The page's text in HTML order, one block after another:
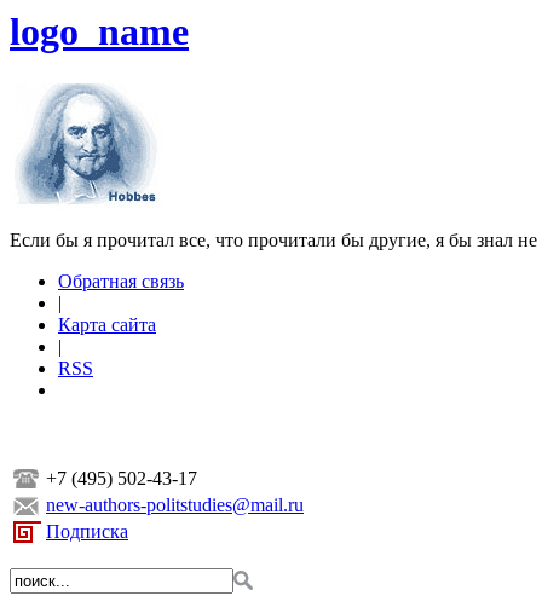
logo_name
Если бы я прочитал все, что прочитали бы другие, я бы знал
Обратная связь
|
Карта сайта
|
RSS
+7 (495) 502-43-17
new-authors-politstudies@mail.ru
Подписка